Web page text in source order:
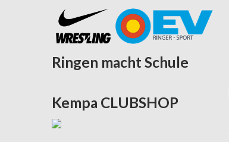
Ringen macht Schule
Kempa CLUBSHOP